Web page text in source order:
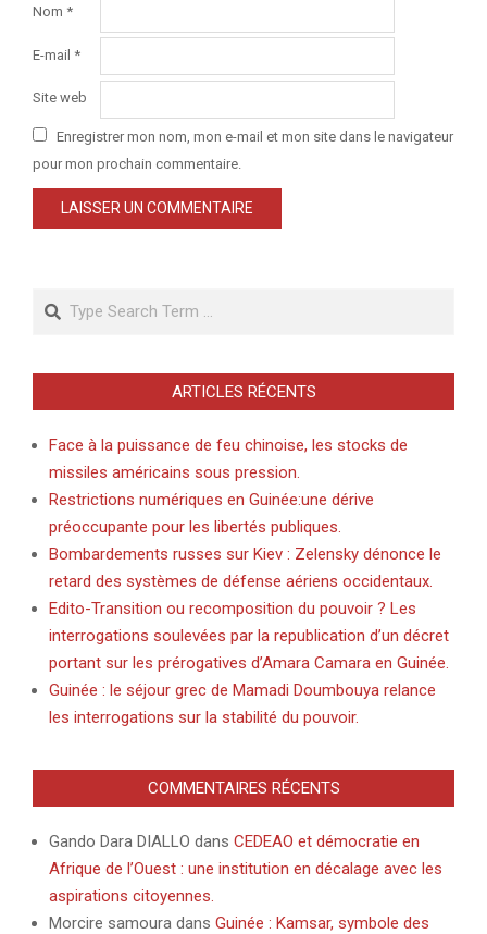
Nom *
E-mail *
Site web
Enregistrer mon nom, mon e-mail et mon site dans le navigateur
pour mon prochain commentaire.
ARTICLES RÉCENTS
Face à la puissance de feu chinoise, les stocks de
missiles américains sous pression.
Restrictions numériques en Guinée:une dérive
préoccupante pour les libertés publiques.
Bombardements russes sur Kiev : Zelensky dénonce le
retard des systèmes de défense aériens occidentaux.
Edito-Transition ou recomposition du pouvoir ? Les
interrogations soulevées par la republication d’un décret
portant sur les prérogatives d’Amara Camara en Guinée.
Guinée : le séjour grec de Mamadi Doumbouya relance
les interrogations sur la stabilité du pouvoir.
COMMENTAIRES RÉCENTS
Gando Dara DIALLO dans CEDEAO et démocratie en
Afrique de l’Ouest : une institution en décalage avec les
aspirations citoyennes.
Morcire samoura dans Guinée : Kamsar, symbole des